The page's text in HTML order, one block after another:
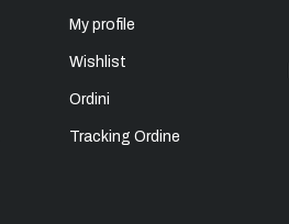
My profile
Wishlist
Ordini
Tracking Ordine